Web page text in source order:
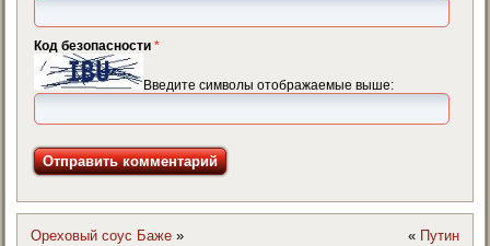
Код безопасности*
Введите символы отображаемые выше:
Ореховый соус Баже » « Путин